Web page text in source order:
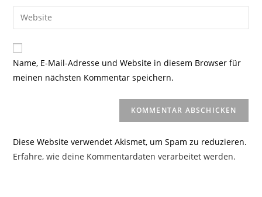
zum
Kommentieren
ein
E-
Mail-
zum
Kommentieren
ein
Gib
deine
Website-
URL
Name, E-Mail-Adresse und Website in diesem Browser für
meinen nächsten Kommentar speichern.
Diese Website verwendet Akismet, um Spam zu reduzieren.
Erfahre, wie deine Kommentardaten verarbeitet werden.